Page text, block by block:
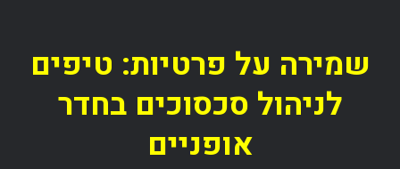
שמירה על פרטיות: טיפים
לניהול סכסוכים בחדר
אופניים